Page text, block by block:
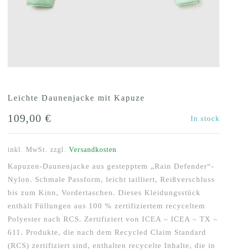
Leichte Daunenjacke mit Kapuze
109,00 € In stock
inkl. MwSt. zzgl. Versandkosten
Kapuzen-Daunenjacke aus gestepptem „Rain Defender“-
Nylon. Schmale Passform, leicht tailliert, Reißverschluss
bis zum Kinn, Vordertaschen. Dieses Kleidungsstück
enthält Füllungen aus 100 % zertifiziertem recyceltem
Polyester nach RCS. Zertifiziert von ICEA – ICEA – TX –
611. Produkte, die nach dem Recycled Claim Standard
(RCS) zertifiziert sind, enthalten recycelte Inhalte, die in